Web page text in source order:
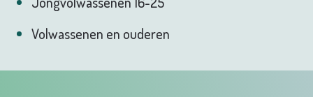
Volwassenen en ouderen